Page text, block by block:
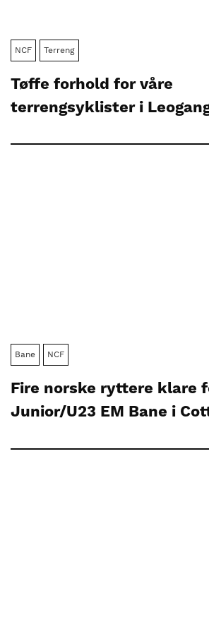
NCF Terreng
Tøffe forhold for våre
terrengsyklister i
Bane NCF
Fire norske ryttere klare
Junior/U23 EM Bane i